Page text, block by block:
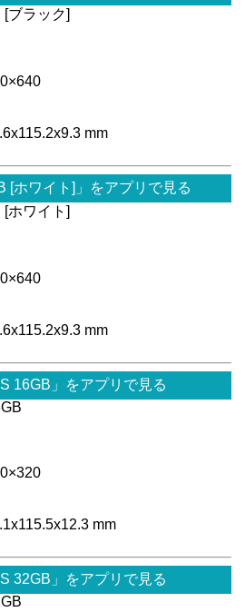
ブラック]
mm
[ホワイト]」をアプリで見る
ホワイト]
mm
16GB」をアプリで見る
mm
32GB」をアプリで見る